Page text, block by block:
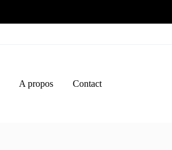
A propos Contact